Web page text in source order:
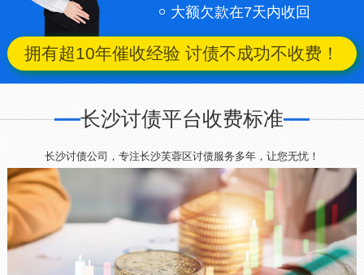
大额欠款在7天内收回
拥有超10年催收经验 讨债不成功不收费！
长沙讨债平台收费标准
长沙讨债公司，专注长沙芙蓉区讨债服务多年，让您无忧！